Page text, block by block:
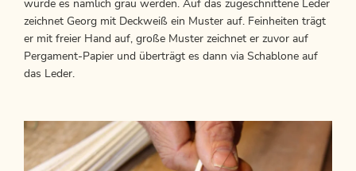
würde es nämlich grau werden. Auf das zugeschnittene Leder
zeichnet Georg mit Deckweiß ein Muster auf. Feinheiten trägt
er mit freier Hand auf, große Muster zeichnet er zuvor auf
Pergament-Papier und überträgt es dann via Schablone auf
das Leder.